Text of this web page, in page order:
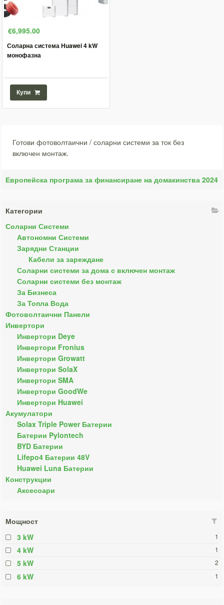
€6,995.00
Соларна система Huawei 4 kW
монофазна
Купи
Готови фотоволтаични / соларни системи за ток без
включен монтаж.
Европейска програма за финансиране на домакинства 2024
Категории
Соларни Системи
Автономни Системи
Зарядни Станции
Кабели за зареждане
Соларни системи за дома с включен монтаж
Соларни системи без монтаж
За Бизнеса
За Топла Вода
Фотоволтаични Панели
Инвертори
Инвертори Deye
Инвертори Fronius
Инвертори Growatt
Инвертори SolaX
Инвертори SMA
Инвертори GoodWe
Инвертори Huawei
Акумулатори
Solax Triple Power Батерии
Батерии Pylontech
BYD Батерии
Lifepo4 Батерии 48V
Huawei Luna Батерии
Конструкции
Аксесоари
Мощност
3 kW
1
4 kW 1
5 kW 2
6 kW 1